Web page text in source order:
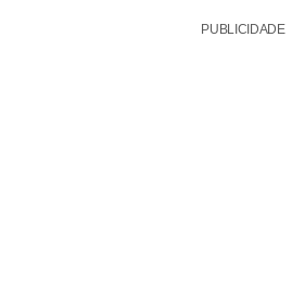
PUBLICIDADE